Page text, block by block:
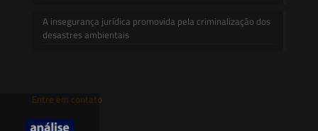
A insegurança jurídica promovida pela criminalização dos
desastres ambientais
Entre em contato
contato@saesadvogados.com.br